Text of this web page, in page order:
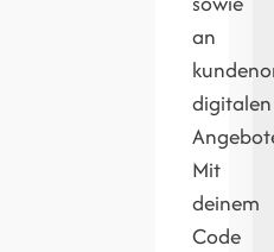
an
digitalen
Mit
deinem
Code